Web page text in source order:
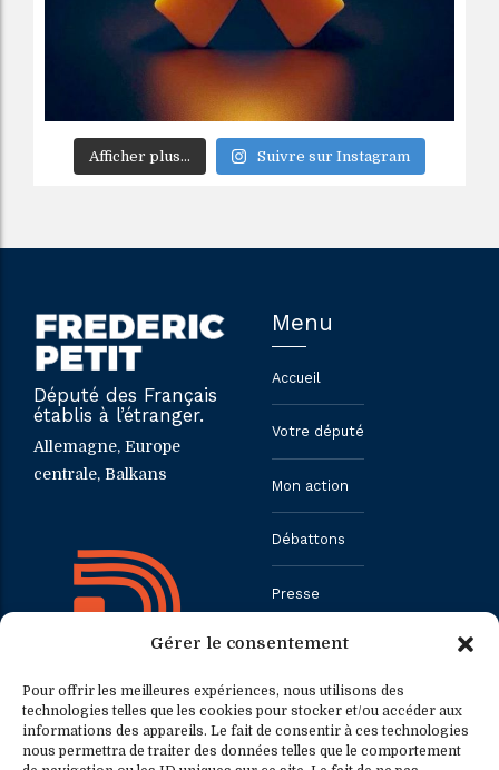
Gérer le consentement
Pour offrir les meilleures expériences, nous utilisons des
technologies telles que les cookies pour stocker et/ou accéder aux
informations des appareils. Le fait de consentir à ces technologies
nous permettra de traiter des données telles que le comportement
Afficher plus... Suivre sur Instagram
Député des Français
établis à l’étranger.
Allemagne, Europe
centrale, Balkans
Menu
Accueil
Votre député
Mon action
Débattons
Presse
Contact
Contact Contact presse